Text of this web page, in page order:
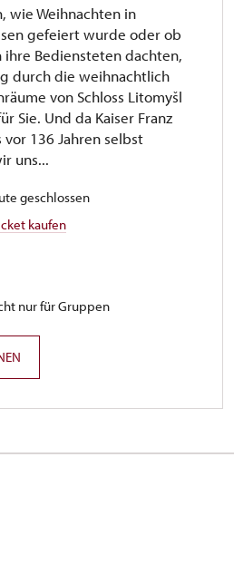
wie Weihnachten in
gefeiert wurde oder ob
ihre Bediensteten dachten,
durch die weihnachtlich
von Schloss Litomyšl
Sie. Und da Kaiser Franz
vor 136 Jahren selbst
uns...
geschlossen
kaufen
nur für Gruppen